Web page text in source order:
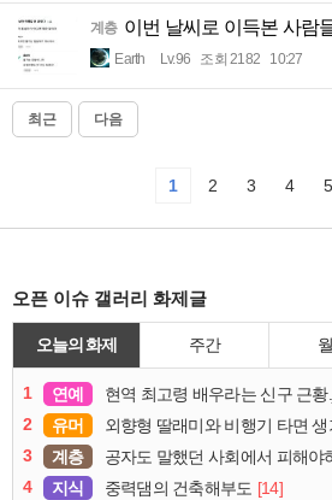
계층 이번 날씨로 이득본 사람
Earth Lv.96 조회 2182 10:27
최근 다음
1 2 3 4 5
오픈 이슈 갤러리 화제글
오늘의 화제 주간
1 연예 현역 최고령 배우라는 신구 근황
2
유머 외향형 딸래미와 비행기 타면 생
3
계층 공자도 말했던 사회에서 피해야
4
지식 중력댐의 건축해부도 [14]